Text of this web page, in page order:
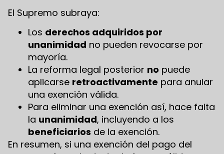
El Supremo subraya:
Los derechos adquiridos por
unanimidad no pueden revocarse por
mayoría.
La reforma legal posterior no puede
aplicarse retroactivamente para anular
una exención válida.
Para eliminar una exención así, hace falta
la unanimidad, incluyendo a los
beneficiarios de la exención.
En resumen, si una exención del pago del